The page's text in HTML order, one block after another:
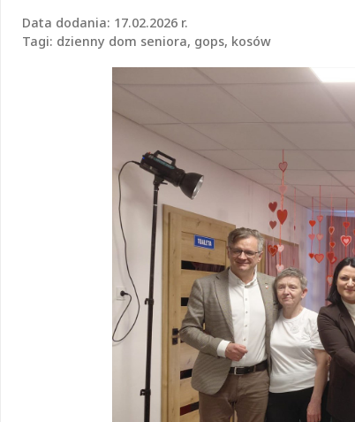
Data dodania: 17.02.2026 r.
Tagi: dzienny dom seniora, gops, kosów